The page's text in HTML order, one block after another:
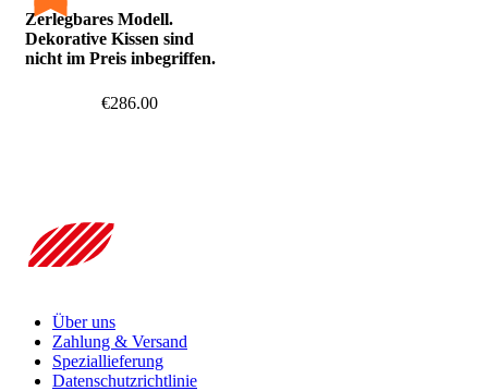
Zerlegbares Modell.
Dekorative Kissen sind
nicht im Preis inbegriffen.
€286.00
Über uns
Zahlung & Versand
Speziallieferung
Datenschutzrichtlinie